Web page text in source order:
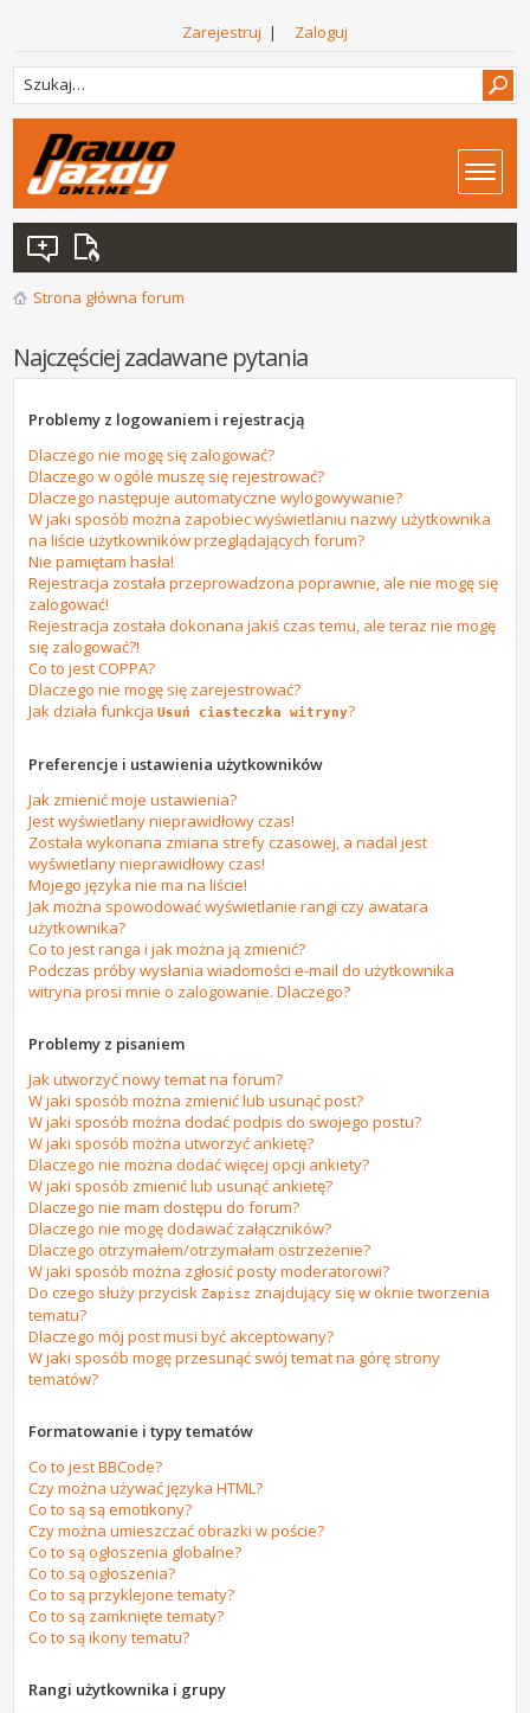
Zarejestruj | Zaloguj
Strona główna forum
Najczęściej zadawane pytania
Problemy z logowaniem i rejestracją
Dlaczego nie mogę się zalogować?
Dlaczego w ogóle muszę się rejestrować?
Dlaczego następuje automatyczne wylogowywanie?
W jaki sposób można zapobiec wyświetlaniu nazwy użytkownika
na liście użytkowników przeglądających forum?
Nie pamiętam hasła!
Rejestracja została przeprowadzona poprawnie, ale nie mogę się
zalogować!
Rejestracja została dokonana jakiś czas temu, ale teraz nie mogę
się zalogować?!
Co to jest COPPA?
Dlaczego nie mogę się zarejestrować?
Jak działa funkcjaUsuń ciasteczka witryny?
Preferencje i ustawienia użytkowników
Jak zmienić moje ustawienia?
Jest wyświetlany nieprawidłowy czas!
Została wykonana zmiana strefy czasowej, a nadal jest
wyświetlany nieprawidłowy czas!
Mojego języka nie ma na liście!
Jak można spowodować wyświetlanie rangi czy awatara
użytkownika?
Co to jest ranga i jak można ją zmienić?
Podczas próby wysłania wiadomości e-mail do użytkownika
witryna prosi mnie o zalogowanie. Dlaczego?
Problemy z pisaniem
Jak utworzyć nowy temat na forum?
W jaki sposób można zmienić lub usunąć post?
W jaki sposób można dodać podpis do swojego postu?
W jaki sposób można utworzyć ankietę?
Dlaczego nie można dodać więcej opcji ankiety?
W jaki sposób zmienić lub usunąć ankietę?
Dlaczego nie mam dostępu do forum?
Dlaczego nie mogę dodawać załączników?
Dlaczego otrzymałem/otrzymałam ostrzeżenie?
W jaki sposób można zgłosić posty moderatorowi?
Do czego służy przyciskZapisz znajdujący się w oknie tworzenia
tematu?
Dlaczego mój post musi być akceptowany?
W jaki sposób mogę przesunąć swój temat na górę strony
tematów?
Formatowanie i typy tematów
Co to jest BBCode?
Czy można używać języka HTML?
Co to są są emotikony?
Czy można umieszczać obrazki w poście?
Co to są ogłoszenia globalne?
Co to są ogłoszenia?
Co to są przyklejone tematy?
Co to są zamknięte tematy?
Co to są ikony tematu?
Rangi użytkownika i grupy